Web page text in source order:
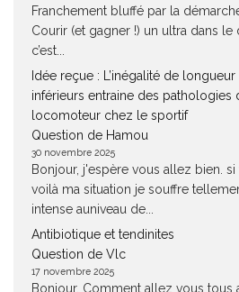
Franchement bluffé par la
Courir (et gagner !) un ultra dans le
c’est...
Idée reçue : L’inégalité de
inférieurs entraine des pathologies
locomoteur chez le sportif
Question de Hamou
30 novembre 2025
Bonjour, j'espère vous allez bien.
voilà ma situation je souffre
intense auniveau de...
Antibiotique et tendinites
Question de Vlc
17 novembre 2025
Bonjour, Comment allez vous tous